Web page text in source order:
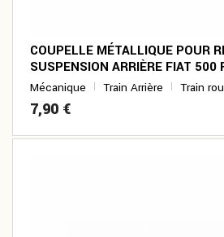
COUPELLE MÉTALLIQUE POUR
SUSPENSION ARRIÈRE FIAT 500
Mécanique Train Arrière Train
7,90 €